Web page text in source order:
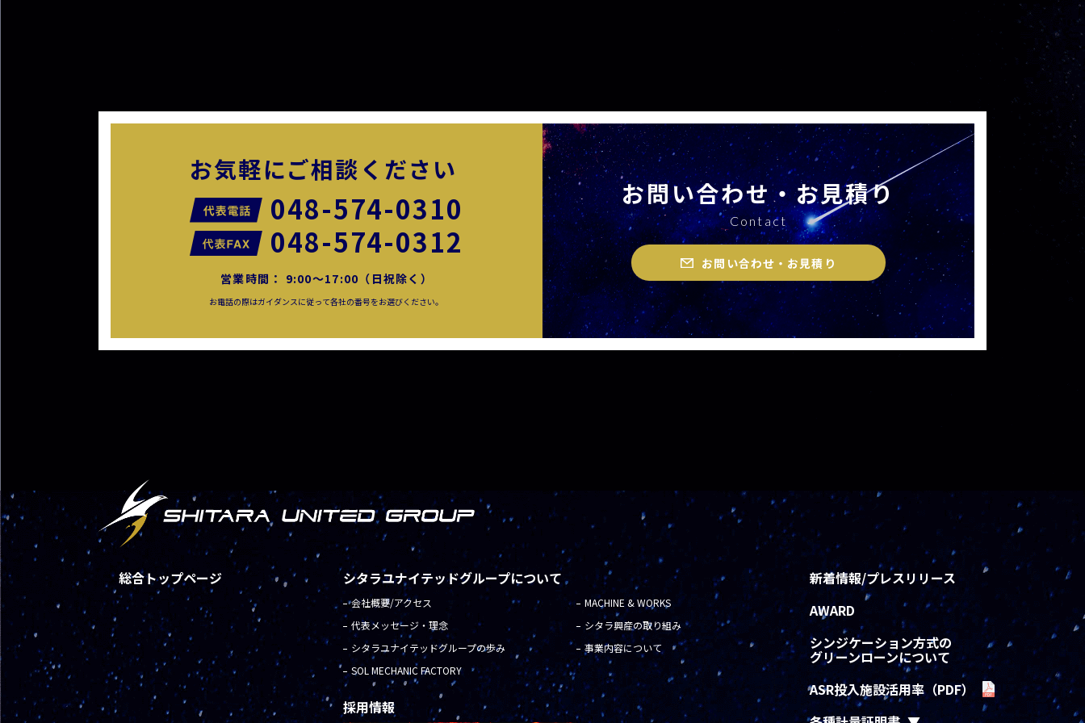
お気軽にご相談ください
048-574-0310
048-574-0312
営業時間： 9:00〜17:00（日祝除く）
お電話の際はガイダンスに従って各社の番号をお選びください。
お問い合わせ・お見積り
Contact
お問い合わせ・お見積り
総合トップページ シタラユナイテッドグループについて
会社概要/アクセス
MACHINE & WORKS
代表メッセージ・理念
シタラ興産の取り組み
シタラユナイテッドグループの歩み
事業内容について
SOL MECHANIC FACTORY
採用情報
新着情報/プレスリリース
AWARD
シンジケーション方式の
グリーンローンについて
ASR投入施設活用率（PDF）